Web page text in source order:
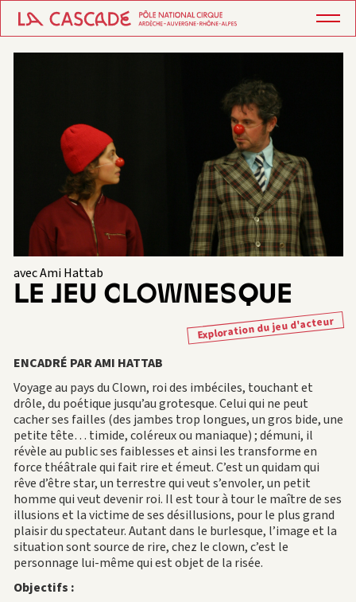
avec Ami Hattab
LE JEU CLOWNESQUE
Exploration du jeu d'acteur
ENCADRÉ PAR AMI HATTAB
Voyage au pays du Clown, roi des imbéciles, touchant et
drôle, du poétique jusqu’au grotesque. Celui qui ne peut
cacher ses failles (des jambes trop longues, un gros bide, une
petite tête… timide, coléreux ou maniaque) ; démuni, il
révèle au public ses faiblesses et ainsi les transforme en
force théâtrale qui fait rire et émeut. C’est un quidam qui
rêve d’être star, un terrestre qui veut s’envoler, un petit
homme qui veut devenir roi. Il est tour à tour le maître de ses
illusions et la victime de ses désillusions, pour le plus grand
plaisir du spectateur. Autant dans le burlesque, l’image et la
situation sont source de rire, chez le clown, c’est le
personnage lui-même qui est objet de la risée.
Objectifs :